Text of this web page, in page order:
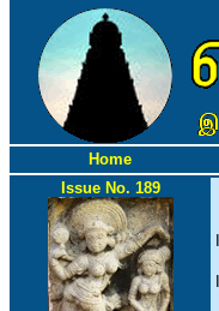
Home
Issue No. 189